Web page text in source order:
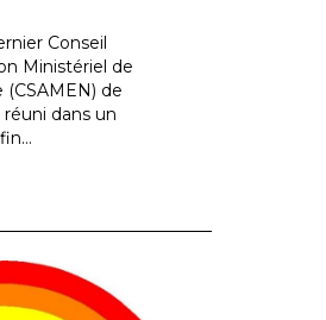
Conseil
Ministériel de
(CSAMEN) de
réuni dans un